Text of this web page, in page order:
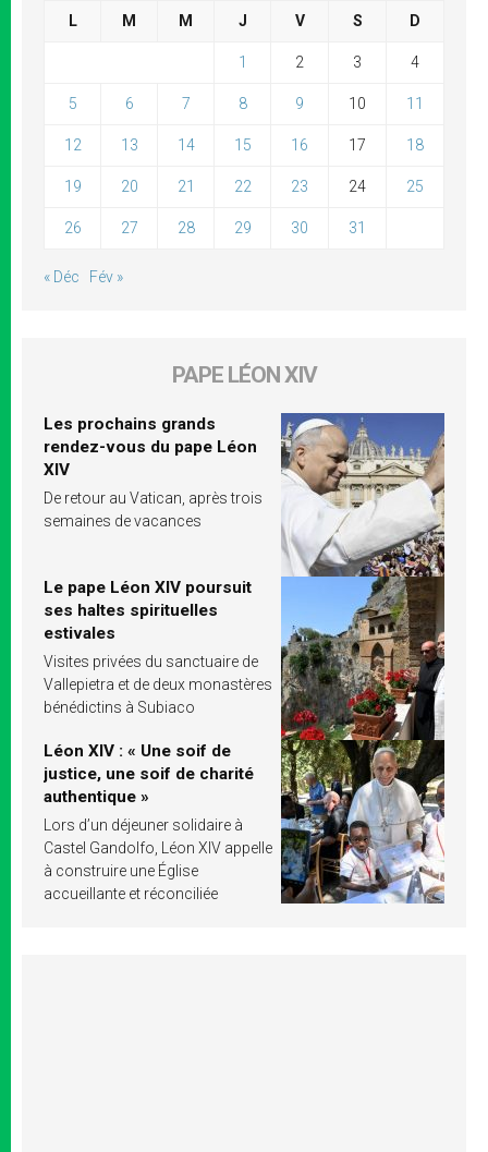
L M M J V S D
1 2 3 4
5 6 7 8 9 10 11
12 13 14 15 16 17 18
19 20 21 22 23 24 25
26 27 28 29 30 31
« Déc Fév »
PAPE LÉON XIV
Les prochains grands
rendez-vous du pape Léon
XIV
De retour au Vatican, après trois
semaines de vacances
Le pape Léon XIV poursuit
ses haltes spirituelles
estivales
Visites privées du sanctuaire de
Vallepietra et de deux monastères
bénédictins à Subiaco
Léon XIV : « Une soif de
justice, une soif de charité
authentique »
Lors d’un déjeuner solidaire à
Castel Gandolfo, Léon XIV appelle
à construire une Église
accueillante et réconciliée